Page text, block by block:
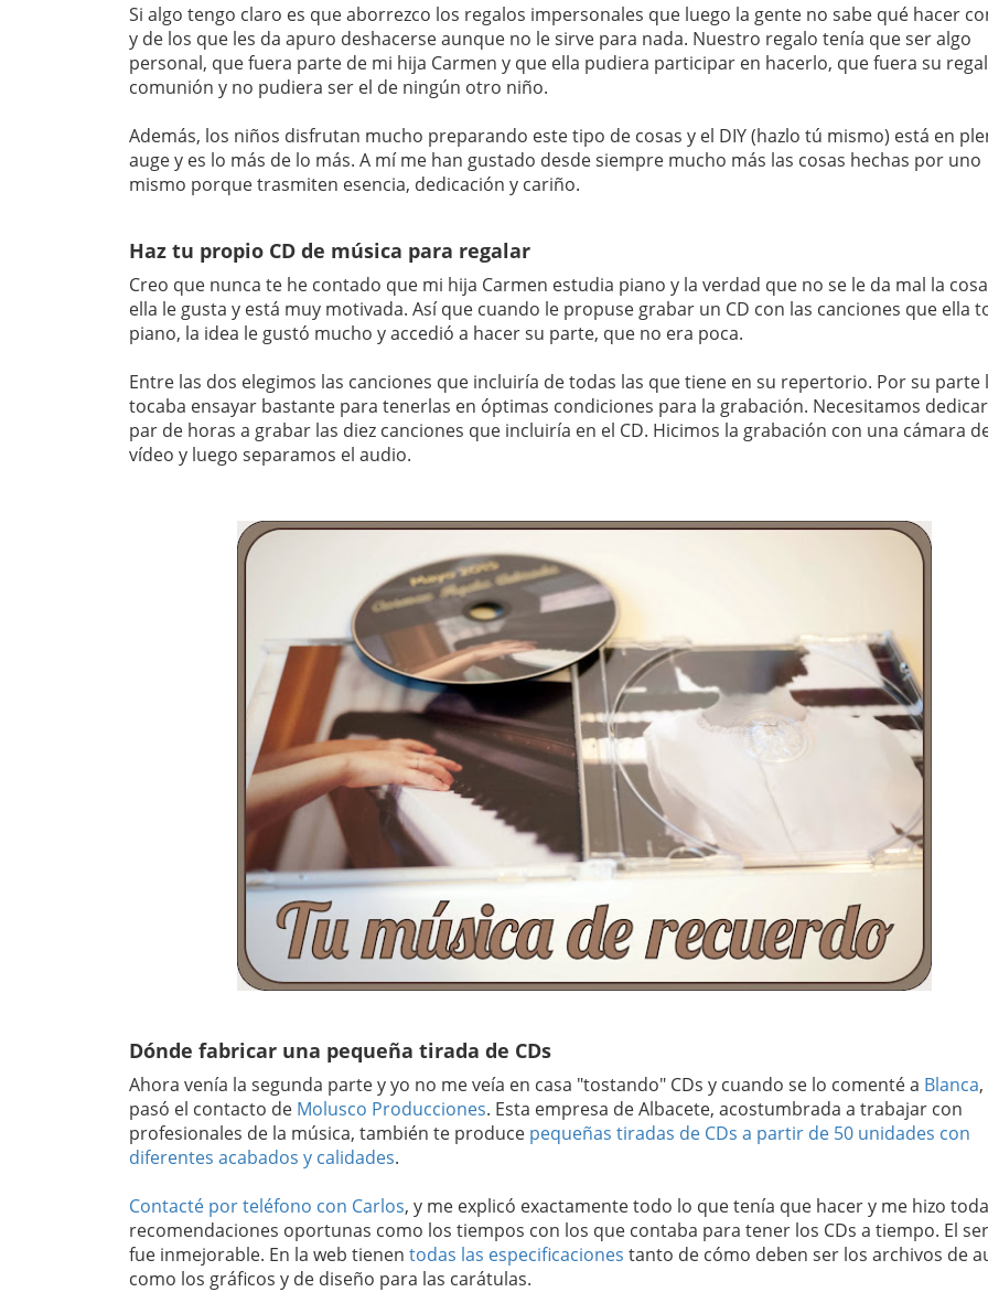
Si algo tengo claro es que aborrezco los regalos impersonales que luego la gente no sabe qué hacer
y de los que les da apuro deshacerse aunque no le sirve para nada. Nuestro regalo tenía que ser algo
personal, que fuera parte de mi hija Carmen y que ella pudiera participar en hacerlo, que fuera su
comunión y no pudiera ser el de ningún otro niño.
Además, los niños disfrutan mucho preparando este tipo de cosas y el DIY (hazlo tú mismo) está en
auge y es lo más de lo más. A mí me han gustado desde siempre mucho más las cosas hechas por uno
mismo porque trasmiten esencia, dedicación y cariño.
Haz tu propio CD de música para regalar
Creo que nunca te he contado que mi hija Carmen estudia piano y la verdad que no se le da mal la
ella le gusta y está muy motivada. Así que cuando le propuse grabar un CD con las canciones que ella
piano, la idea le gustó mucho y accedió a hacer su parte, que no era poca.
Entre las dos elegimos las canciones que incluiría de todas las que tiene en su repertorio. Por su parte
tocaba ensayar bastante para tenerlas en óptimas condiciones para la grabación. Necesitamos
par de horas a grabar las diez canciones que incluiría en el CD. Hicimos la grabación con una cámara
vídeo y luego separamos el audio.
Dónde fabricar una pequeña tirada de CDs
Ahora venía la segunda parte y yo no me veía en casa "tostando" CDs y cuando se lo comenté a Blanca
pasó el contacto de Molusco Producciones. Esta empresa de Albacete, acostumbrada a trabajar con
profesionales de la música, también te produce pequeñas tiradas de CDs a partir de 50 unidades con
diferentes acabados y calidades.
Contacté por teléfono con Carlos, y me explicó exactamente todo lo que tenía que hacer y me hizo
recomendaciones oportunas como los tiempos con los que contaba para tener los CDs a tiempo. El
fue inmejorable. En la web tienen todas las especificaciones tanto de cómo deben ser los archivos de
como los gráficos y de diseño para las carátulas.